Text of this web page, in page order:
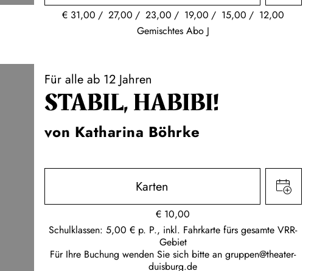
€ 31,00 27,00 23,00 19,00 15,00
12,00
Gemischtes Abo J
Für alle ab 12 Jahren
STABIL, HABIBI!
von Katharina Böhrke
Karten
€ 10,00
Schulklassen: 5,00 € p. P., inkl. Fahrkarte fürs gesamte VRR-
Gebiet
Für Ihre Buchung wenden Sie sich bitte angruppen@theater-
duisburg.de